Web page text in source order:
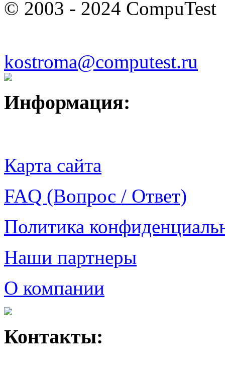
© 2003 - 2024 CompuTest
kostroma@computest.ru
Информация:
Карта сайта
FAQ (Вопрос / Ответ)
Политика
Наши партнеры
О компании
Контакты: